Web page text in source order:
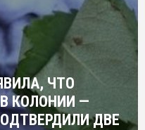
ЧТО
КОЛОНИИ —
ДВЕ